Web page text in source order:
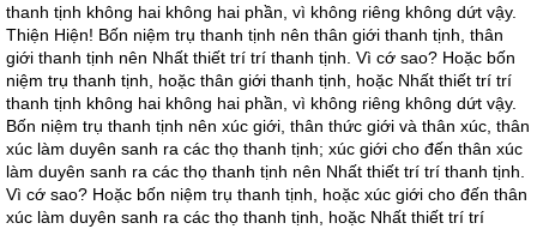
thanh tịnh không hai không hai phần, vì không riêng không dứt vậy.
Thiện Hiện! Bốn niệm trụ thanh tịnh nên thân giới thanh tịnh, thân
giới thanh tịnh nên Nhất thiết trí trí thanh tịnh. Vì cớ sao? Hoặc bốn
niệm trụ thanh tịnh, hoặc thân giới thanh tịnh, hoặc Nhất thiết trí trí
thanh tịnh không hai không hai phần, vì không riêng không dứt vậy.
Bốn niệm trụ thanh tịnh nên xúc giới, thân thức giới và thân xúc, thân
xúc làm duyên sanh ra các thọ thanh tịnh; xúc giới cho đến thân xúc
làm duyên sanh ra các thọ thanh tịnh nên Nhất thiết trí trí thanh tịnh.
Vì cớ sao? Hoặc bốn niệm trụ thanh tịnh, hoặc xúc giới cho đến thân
xúc làm duyên sanh ra các thọ thanh tịnh, hoặc Nhất thiết trí trí